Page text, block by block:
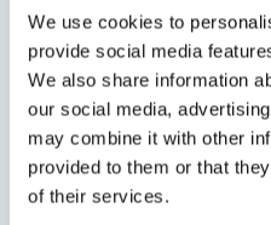
We use cookies to
provide social media
We also share information
our social media,
may combine it with other
provided to them or that
of their services.
Magento už
kolega.
Výsledky se staly
důvěra.